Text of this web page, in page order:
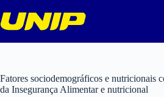
para
o
Fatores sociodemográficos e nutricionais
da Insegurança Alimentar e nutricional